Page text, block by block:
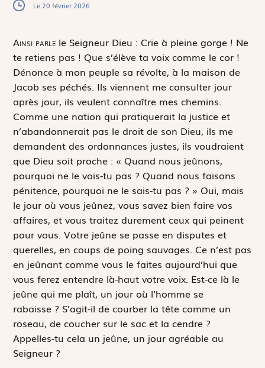
Le 20 février 2026
Ainsi parle le Seigneur Dieu : Crie à pleine gorge ! Ne
te retiens pas ! Que s’élève ta voix comme le cor !
Dénonce à mon peuple sa révolte, à la maison de
Jacob ses péchés. Ils viennent me consulter jour
après jour, ils veulent connaître mes chemins.
Comme une nation qui pratiquerait la justice et
n’abandonnerait pas le droit de son Dieu, ils me
demandent des ordonnances justes, ils voudraient
que Dieu soit proche : « Quand nous jeûnons,
pourquoi ne le vois-tu pas ? Quand nous faisons
pénitence, pourquoi ne le sais-tu pas ? » Oui, mais
le jour où vous jeûnez, vous savez bien faire vos
affaires, et vous traitez durement ceux qui peinent
pour vous. Votre jeûne se passe en disputes et
querelles, en coups de poing sauvages. Ce n’est pas
en jeûnant comme vous le faites aujourd’hui que
vous ferez entendre là-haut votre voix. Est-ce là le
jeûne qui me plaît, un jour où l’homme se
rabaisse ? S’agit-il de courber la tête comme un
roseau, de coucher sur le sac et la cendre ?
Appelles-tu cela un jeûne, un jour agréable au
Seigneur ?